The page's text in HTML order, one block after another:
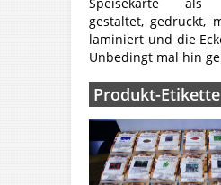
gestaltet, gedruckt,
laminiert und die
Unbedingt mal hin
Produkt-